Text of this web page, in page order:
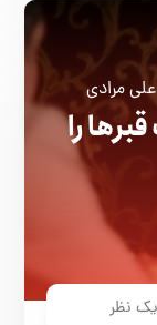
مرادی
را
یک نظر